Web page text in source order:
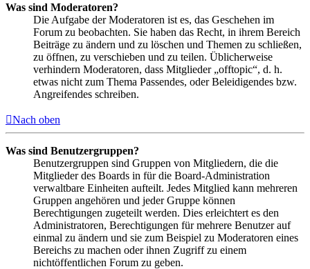
Was sind Moderatoren?
Die Aufgabe der Moderatoren ist es, das Geschehen im
Forum zu beobachten. Sie haben das Recht, in ihrem Bereich
Beiträge zu ändern und zu löschen und Themen zu schließen,
zu öffnen, zu verschieben und zu teilen. Üblicherweise
verhindern Moderatoren, dass Mitglieder „offtopic“, d. h.
etwas nicht zum Thema Passendes, oder Beleidigendes bzw.
Angreifendes schreiben.
Nach oben
Was sind Benutzergruppen?
Benutzergruppen sind Gruppen von Mitgliedern, die die
Mitglieder des Boards in für die Board-Administration
verwaltbare Einheiten aufteilt. Jedes Mitglied kann mehreren
Gruppen angehören und jeder Gruppe können
Berechtigungen zugeteilt werden. Dies erleichtert es den
Administratoren, Berechtigungen für mehrere Benutzer auf
einmal zu ändern und sie zum Beispiel zu Moderatoren eines
Bereichs zu machen oder ihnen Zugriff zu einem
nichtöffentlichen Forum zu geben.